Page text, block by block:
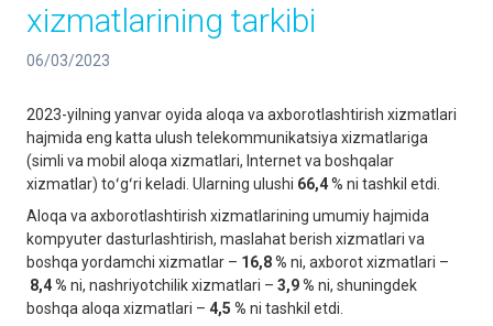
xizmatlarining tarkibi
06/03/2023
2023-yilning yanvar oyida aloqa va axborotlashtirish xizmatlari
hajmida eng katta ulush telekommunikatsiya xizmatlariga
(simli va mobil aloqa xizmatlari, Internet va boshqalar
xizmatlar) toʻgʻri keladi. Ularning ulushi 66,4% ni tashkil etdi.
Aloqa va axborotlashtirish xizmatlarining umumiy hajmida
kompyuter dasturlashtirish, maslahat berish xizmatlari va
boshqa yordamchi xizmatlar – 16,8 % ni, axborot xizmatlari –
8,4 % ni, nashriyotchilik xizmatlari – 3,9 % ni, shuningdek
boshqa aloqa xizmatlari – 4,5 % ni tashkil etdi.